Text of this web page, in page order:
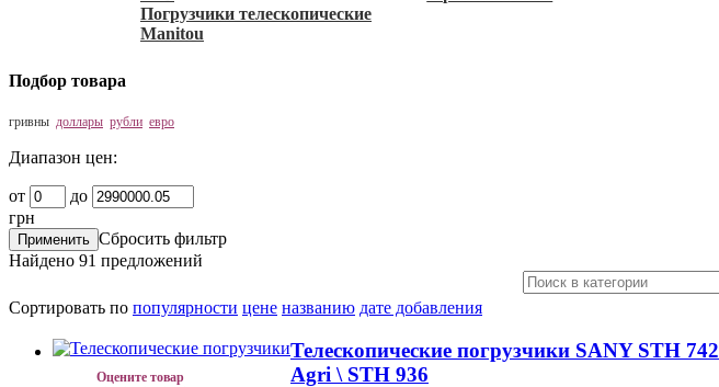
Погрузчики телескопические
Manitou
Подбор товара
гривны доллары рубли евро
Диапазон цен:
от
до
грн
Сбросить фильтр
Найдено 91 предложений
Сортировать по популярности цене названию дате добавления
Оцените товар
Телескопические погрузчики SANY STH 742
Agri \ STH 936